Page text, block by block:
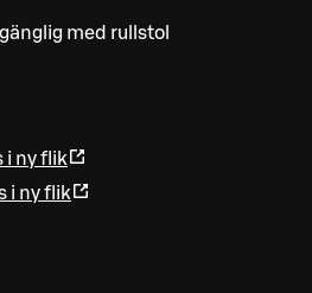
med rullstol
i ny flik
i ny flik